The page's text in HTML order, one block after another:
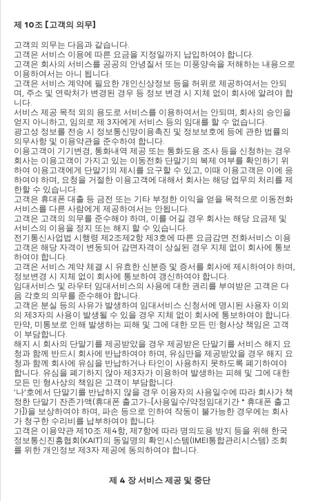
제 10조 [고객의 의무]
고객의 의무는 다음과 같습니다.
고객은 서비스 이용에 따른 요금을 지정일까지 납입하여야 합니다.
고객은 회사의 서비스를 공공의 안녕질서 또는 미풍양속을 저해하는 내용으로
이용하여서는 아니 됩니다.
고객은 서비스 계약에 필요한 개인신상정보 등을 허위로 제공하여서는 안되
며, 주소 및 연락처가 변경된 경우 등 정보 변경 시 지체 없이 회사에 알려야 합
니다.
서비스 제공 목적 외의 용도로 서비스를 이용하여서는 안되며, 회사의 승인을
얻지 아니하고, 임의로 제 3자에게 서비스 등의 임대를 할 수 없습니다.
광고성 정보를 전송 시 정보통신망이용촉진 및 정보보호에 등에 관한 법률의
의무사항 및 이용약관을 준수하여 합니다.
이용고객이 기기변경, 통화내역 제공 또는 통화도용 조사 등을 신청하는 경우
회사는 이용고객이 가지고 있는 이동전화 단말기의 복제 여부를 확인하기 위
하여 이용고객에게 단말기의 제시를 요구할 수 있고, 이때 이용고객은 이에 응
하여야 하며, 요청을 거절한 이용고객에 대해서 회사는 해당 업무의 처리를 제
한할 수 있습니다.
고객은 휴대폰 대출 등 금전 또는 기타 부정한 이익을 얻을 목적으로 이동전화
서비스를 다른 사람에게 제공하여서는 안됩니다.
고객은 고객의 의무를 준수해야 하며, 이를 어길 경우 회사는 해당 요금제 및
서비스의 이용을 정지 또는 해지 할 수 있습니다.
전기통신사업법 시행령 제2조제2항 제3호에 따른 요금감면 전화서비스 이용
고객은 해당 자격이 변동되어 감면자격이 상실된 경우 지체 없이 회사에 통보
하여야 합니다.
고객은 서비스 계약 체결 시 유효한 신분증 및 증서를 회사에 제시하여야 하며
정보변경 시 지체 없이 회사에 통보하여 갱신하여야 합니다.
임대서비스 및 라우터 임대서비스의 사용에 대한 권리를 부여받은 고객은 다
음 각호의 의무를 준수해야 합니다.
고객은 분실 등의 사유가 발생하여 임대서비스 신청서에 명시된 사용자 이외
의 제3자의 사용이 발생될 수 있을 경우 지체 없이 회사에 통보하여야 합니다
만약, 미통보로 인해 발생하는 피해 및 그에 대한 모든 민·형사상 책임은 고객
이 부담합니다.
해지 시 회사의 단말기를 제공받았을 경우 제공받은 단말기를 서비스 해지 요
청과 함께 반드시 회사에 반납하여야 하며, 유심만을 제공받았을 경우 해지 요
청과 함께 회사에 유심을 반납하거나 타인이 사용하지 못하도록 폐기하여야
합니다. 유심을 폐기하지 않아 제3자가 이용하여 발생하는 피해 및 그에 대한
모든 민·형사상의 책임은 고객이 부담합니다.
‘나’호에서 단말기를 반납하지 않을 경우 이용자의 사용일수에 따라 회사가 책
정한 단말기 잔존가액(휴대폰 출고가–[사용일수/약정임대기간 * 휴대폰 출고
가])을 보상하여야 하며, 파손 등으로 인하여 작동이 불가능한 경우에는 회사
가 청구한 수리비를 납부하여야 합니다.
고객은 이용약관 제10조 제4항, 제7항에 따라 명의도용 방지 등을 위해 한국
정보통신진흥협회 (KAIT)의 동일명의 확인시스템(IMEI통합관리시스템) 조회
를 위한 개인정보 제3자 제공에 동의하여야 합니다.
제 4 장 서비스 제공 및 중단